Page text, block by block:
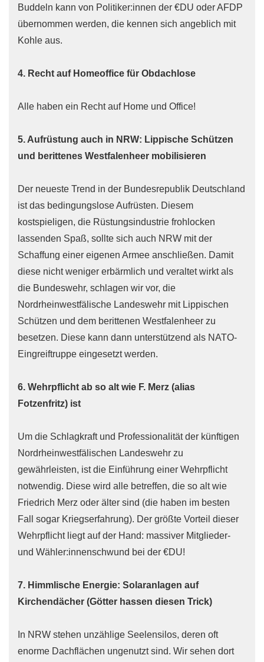
Buddeln kann von Politiker:innen der €DU oder AFDP
übernommen werden, die kennen sich angeblich mit
Kohle aus.
4. Recht auf Homeoffice für Obdachlose
Alle haben ein Recht auf Home und Office!
5. Aufrüstung auch in NRW: Lippische Schützen
und berittenes Westfalenheer mobilisieren
Der neueste Trend in der Bundesrepublik Deutschland
ist das bedingungslose Aufrüsten. Diesem
kostspieligen, die Rüstungsindustrie frohlocken
lassenden Spaß, sollte sich auch NRW mit der
Schaffung einer eigenen Armee anschließen. Damit
diese nicht weniger erbärmlich und veraltet wirkt als
die Bundeswehr, schlagen wir vor, die
Nordrheinwestfälische Landeswehr mit Lippischen
Schützen und dem berittenen Westfalenheer zu
besetzen. Diese kann dann unterstützend als NATO-
Eingreiftruppe eingesetzt werden.
6. Wehrpflicht ab so alt wie F. Merz (alias
Fotzenfritz) ist
Um die Schlagkraft und Professionalität der künftigen
Nordrheinwestfälischen Landeswehr zu
gewährleisten, ist die Einführung einer Wehrpflicht
notwendig. Diese wird alle betreffen, die so alt wie
Friedrich Merz oder älter sind (die haben im besten
Fall sogar Kriegserfahrung). Der größte Vorteil dieser
Wehrpflicht liegt auf der Hand: massiver Mitglieder-
und Wähler:innenschwund bei der €DU!
7. Himmlische Energie: Solaranlagen auf
Kirchendächer (Götter hassen diesen Trick)
In NRW stehen unzählige Seelensilos, deren oft
enorme Dachflächen ungenutzt sind. Wir sehen dort